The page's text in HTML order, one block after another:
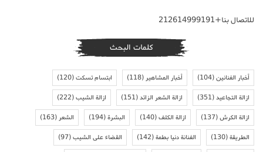
للاتصال بنا+212614999191
كلمات البحث
أخبار الفنانين(104) أخبار المشاهير(118) ابتسام تسكت(120)
ازالة التجاعيد(351) ازالة الشعر الزائد(151) ازالة الشيب(222)
ازالة الكرش(137) ازالة الكلف(140) البشرة(194) الشعر(163)
الطريقة(130) الفنانة دنيا بطمة(142) القضاء على الشيب(97)